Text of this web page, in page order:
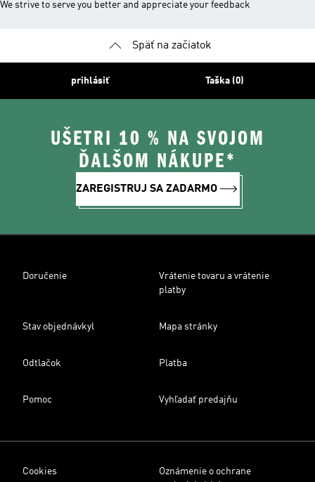
We strive to serve you better and appreciate your feedback
Späť na začiatok
prihlásiť Taška (0)
UŠETRI 10 % NA SVOJOM
ĎALŠOM NÁKUPE*
ZAREGISTRUJ SA ZADARMO
Doručenie
Vrátenie tovaru a vrátenie
platby
Stav objednávkyl Mapa stránky
Odtlačok Platba
Pomoc Vyhľadať predajňu
Cookies
Oznámenie o ochrane